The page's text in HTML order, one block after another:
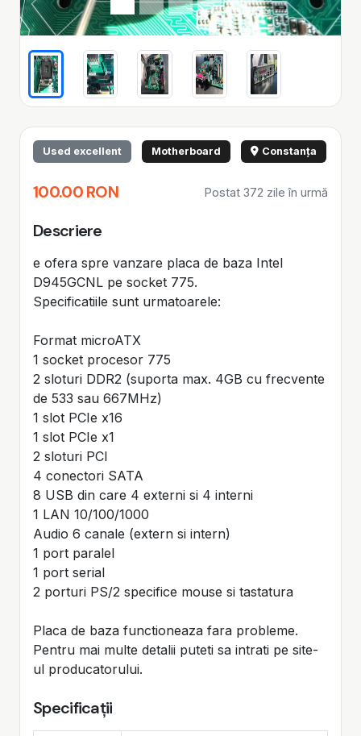
Used excellent Motherboard Constanța
100.00 RON Postat 372 zile în urmă
Descriere
e ofera spre vanzare placa de baza Intel
D945GCNL pe socket 775.
Specificatiile sunt urmatoarele:
Format microATX
1 socket procesor 775
2 sloturi DDR2 (suporta max. 4GB cu frecvente
de 533 sau 667MHz)
1 slot PCIe x16
1 slot PCIe x1
2 sloturi PCI
4 conectori SATA
8 USB din care 4 externi si 4 interni
1 LAN 10/100/1000
Audio 6 canale (extern si intern)
1 port paralel
1 port serial
2 porturi PS/2 specifice mouse si tastatura
Placa de baza functioneaza fara probleme.
Pentru mai multe detalii puteti sa intrati pe site-
ul producatorului.
Specificații